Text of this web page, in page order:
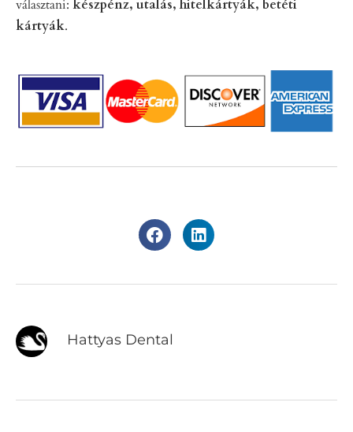
választani: készpénz, utalás, hitelkártyák, betéti
kártyák.
Hattyas Dental